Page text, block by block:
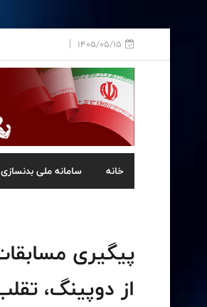
1405/05/15
خانه سامانه ملی
پیگیری
از دوپینگ،